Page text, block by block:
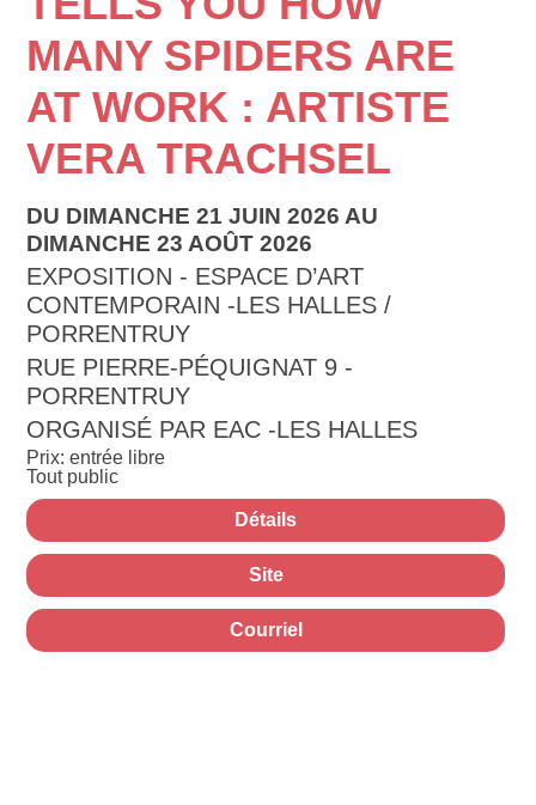
MANY SPIDERS ARE
AT WORK : ARTISTE
VERA TRACHSEL
DU DIMANCHE 21 JUIN 2026 AU
DIMANCHE 23 AOÛT 2026
EXPOSITION - ESPACE D’ART
CONTEMPORAIN -LES HALLES /
PORRENTRUY
RUE PIERRE-PÉQUIGNAT 9 -
PORRENTRUY
ORGANISÉ PAR EAC -LES HALLES
Prix: entrée libre
Tout public
Détails
Site
Courriel